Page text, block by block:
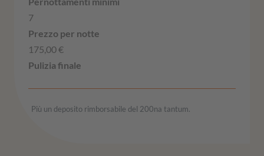
7
175,00 €
Più un deposito rimborsabile del 200na tantum.